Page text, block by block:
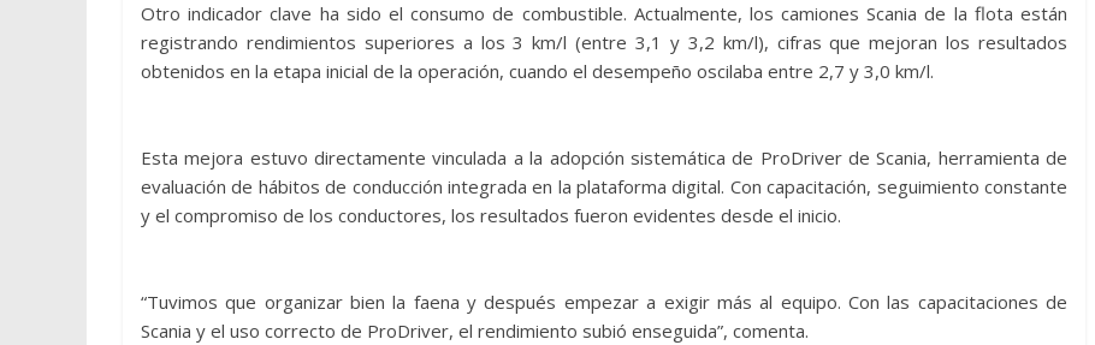
Otro indicador clave ha sido el consumo de combustible. Actualmente, los camiones Scania de la flota están
registrando rendimientos superiores a los 3 km/l (entre 3,1 y 3,2 km/l), cifras que mejoran los resultados
obtenidos en la etapa inicial de la operación, cuando el desempeño oscilaba entre 2,7 y 3,0 km/l.
Esta mejora estuvo directamente vinculada a la adopción sistemática de ProDriver de Scania, herramienta de
evaluación de hábitos de conducción integrada en la plataforma digital. Con capacitación, seguimiento constante
y el compromiso de los conductores, los resultados fueron evidentes desde el inicio.
“Tuvimos que organizar bien la faena y después empezar a exigir más al equipo. Con las capacitaciones de
Scania y el uso correcto de ProDriver, el rendimiento subió enseguida”, comenta.